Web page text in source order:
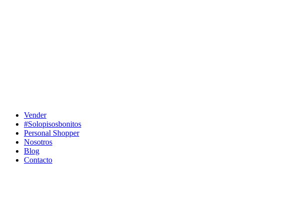
Vender
#Solopisosbonitos
Personal Shopper
Nosotros
Blog
Contacto